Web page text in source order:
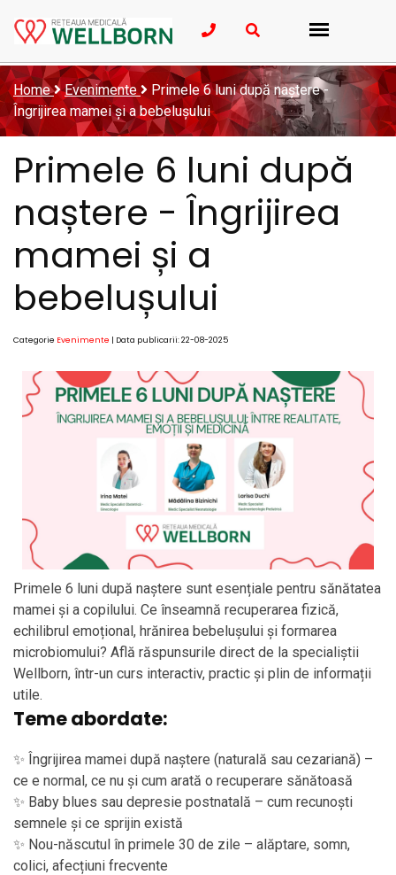
Home Evenimente
Primele 6 luni după naștere -
Îngrijirea mamei și a bebelușului
Primele 6 luni după
naștere - Îngrijirea
mamei și a
bebelușului
Categorie Evenimente | Data publicarii: 22-08-2025
Primele 6 luni după naștere sunt esențiale pentru sănătatea
mamei și a copilului. Ce înseamnă recuperarea fizică,
echilibrul emoțional, hrănirea bebelușului și formarea
microbiomului? Află răspunsurile direct de la specialiștii
Wellborn, într-un curs interactiv, practic și plin de informații
utile.
Teme abordate:
✨ Îngrijirea mamei după naștere (naturală sau cezariană) –
ce e normal, ce nu și cum arată o recuperare sănătoasă
✨ Baby blues sau depresie postnatală – cum recunoști
semnele și ce sprijin există
✨ Nou-născutul în primele 30 de zile – alăptare, somn,
colici, afecțiuni frecvente